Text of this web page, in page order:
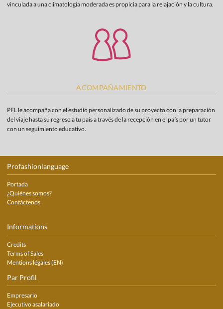
vinculada a una climatología moderada es propicia para la relajación y la cultura.
ACOMPAÑAMIENTO
PFL le acompaña con el estudio personalizado de su proyecto con la preparación
del viaje hasta su regreso a tu país a través de la recepción en el país por un tutor
con un seguimiento educativo.
Profashionlanguage
Portada
¿Quiénes somos?
Contáctenos
Informations
Credits
Terms of Sales
Mentions légales (EN)
Par Profil
Empresario
Ejecutivo asalariado